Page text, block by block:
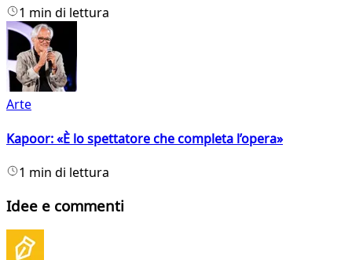
1 min di lettura
Arte
Kapoor: «È lo spettatore che completa l’opera»
1 min di lettura
Idee e commenti